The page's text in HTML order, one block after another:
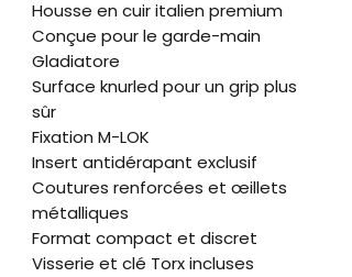
Housse en cuir italien premium
Conçue pour le garde-main
Gladiatore
Surface knurled pour un grip plus
sûr
Fixation M-LOK
Insert antidérapant exclusif
Coutures renforcées et œillets
métalliques
Format compact et discret
Visserie et clé Torx incluses